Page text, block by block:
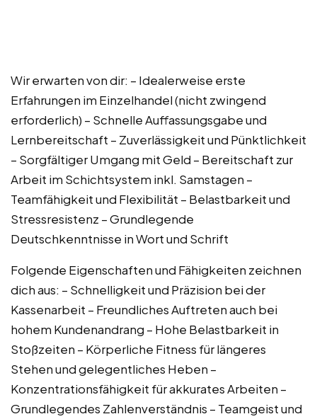
Wir erwarten von dir: – Idealerweise erste
Erfahrungen im Einzelhandel (nicht zwingend
erforderlich) – Schnelle Auffassungsgabe und
Lernbereitschaft – Zuverlässigkeit und Pünktlichkeit
– Sorgfältiger Umgang mit Geld – Bereitschaft zur
Arbeit im Schichtsystem inkl. Samstagen –
Teamfähigkeit und Flexibilität – Belastbarkeit und
Stressresistenz – Grundlegende
Deutschkenntnisse in Wort und Schrift
Folgende Eigenschaften und Fähigkeiten zeichnen
dich aus: – Schnelligkeit und Präzision bei der
Kassenarbeit – Freundliches Auftreten auch bei
hohem Kundenandrang – Hohe Belastbarkeit in
Stoßzeiten – Körperliche Fitness für längeres
Stehen und gelegentliches Heben –
Konzentrationsfähigkeit für akkurates Arbeiten –
Grundlegendes Zahlenverständnis – Teamgeist und